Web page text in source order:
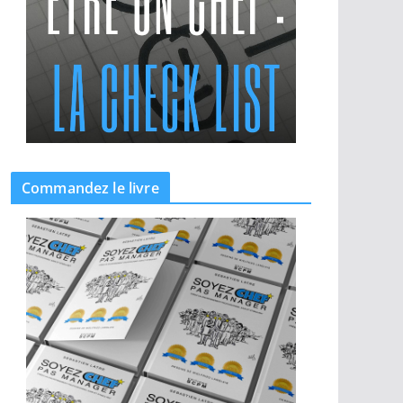
Commandez le livre